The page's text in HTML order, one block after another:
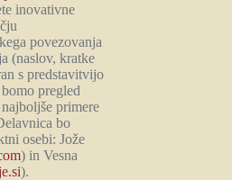
inovativne
povezovanja
(naslov, kratke
s predstavitvijo
pregled
primere
bo
osebi: Jože
) in Vesna
).